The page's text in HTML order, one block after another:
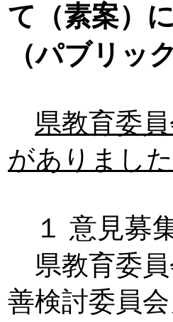
て（素案）
（パブリッ
県教育委
がありまし
１ 意見募
県教育委員
善検討委員